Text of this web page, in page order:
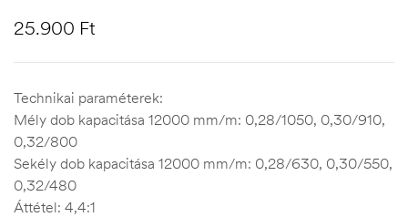
25.900 Ft
Technikai paraméterek:
Mély dob kapacitása 12000 mm/m: 0,28/1050, 0,30/910,
0,32/800
Sekély dob kapacitása 12000 mm/m: 0,28/630, 0,30/550,
0,32/480
Áttétel: 4,4:1